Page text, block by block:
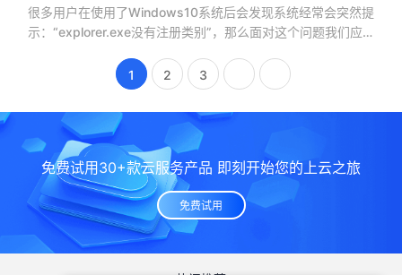
（独立服务器）来说要便宜很多，一个月也就几十元到百元 ，
年付的话几百元到千元不等，用户还可以根据自己的需要灵活
很多用户在使用了Windows10系统后会发现系统经常会突然提
示：“explorer.exe没有注册类别”，那么面对这个问题我们应
备的解决方法，希望对大家有所帮助。 1.输入快捷键【WIN+
R】打开运行窗口，然后输入【services.msc】后按回车键。
（如下图所示）...
1 2 3
免费试用30+款云服务产品 即刻开始您的上云之旅
免费试用